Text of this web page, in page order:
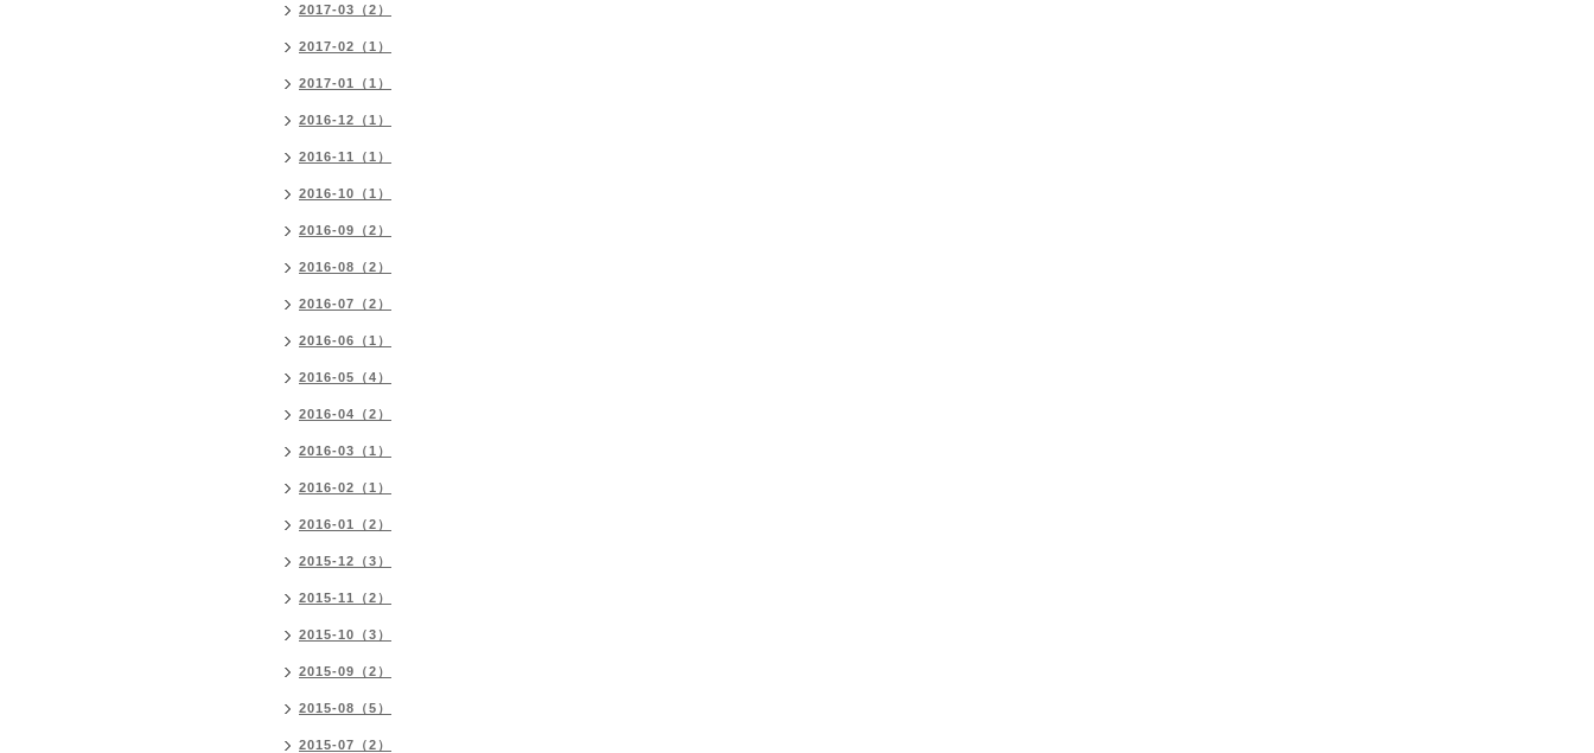
2017-03（2）
2017-02（1）
2017-01（1）
2016-12（1）
2016-11（1）
2016-10（1）
2016-09（2）
2016-08（2）
2016-07（2）
2016-06（1）
2016-05（4）
2016-04（2）
2016-03（1）
2016-02（1）
2016-01（2）
2015-12（3）
2015-11（2）
2015-10（3）
2015-09（2）
2015-08（5）
2015-07（2）